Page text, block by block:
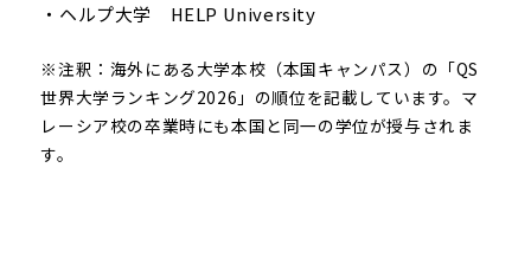
ヘルプ大学 HELP University
※注釈：海外にある大学本校（本国キャンパス）の「QS
世界大学ランキング2026」の順位を記載しています。マ
レーシア校の卒業時にも本国と同一の学位が授与されま
す。